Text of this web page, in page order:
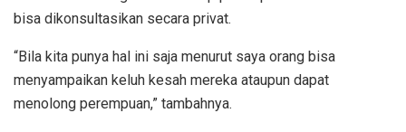
bisa dikonsultasikan secara privat.
“Bila kita punya hal ini saja menurut saya orang bisa
menyampaikan keluh kesah mereka ataupun dapat
menolong perempuan,” tambahnya.